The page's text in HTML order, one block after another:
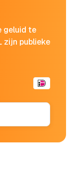
geluid te
zijn publieke